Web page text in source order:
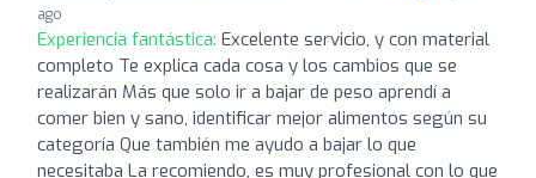
ago
Experiencia fantástica: Excelente servicio, y con material
completo Te explica cada cosa y los cambios que se
realizarán Más que solo ir a bajar de peso aprendí a
comer bien y sano, identificar mejor alimentos según su
categoría Que también me ayudo a bajar lo que
necesitaba La recomiendo, es muy profesional con lo que